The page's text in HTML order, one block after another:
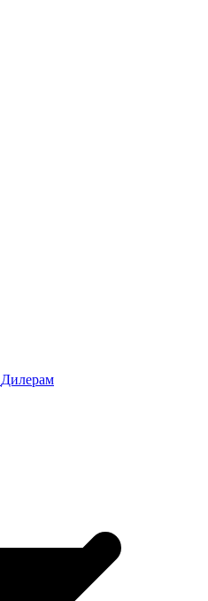
Дилерам